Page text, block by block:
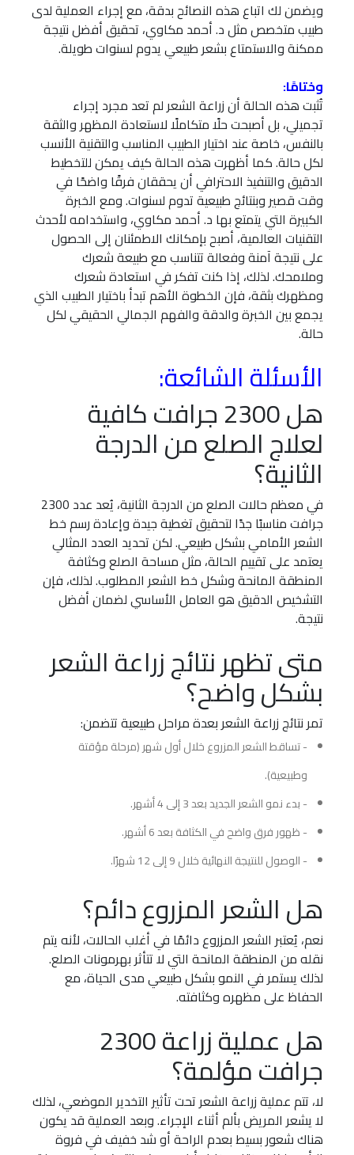
ويضمن لك اتباع هذه النصائح بدقة، مع إجراء العملية لدى
طبيب متخصص مثل د. أحمد مكاوي، تحقيق أفضل نتيجة
ممكنة والاستمتاع بشعر طبيعي يدوم لسنوات طويلة.
وختامًا:
تُثبت هذه الحالة أن زراعة الشعر لم تعد مجرد إجراء
تجميلي، بل أصبحت حلًا متكاملًا لاستعادة المظهر والثقة
بالنفس، خاصة عند اختيار الطبيب المناسب والتقنية الأنسب
لكل حالة. كما أظهرت هذه الحالة كيف يمكن للتخطيط
الدقيق والتنفيذ الاحترافي أن يحققان فرقًا واضحًا في
وقت قصير وبنتائج طبيعية تدوم لسنوات. ومع الخبرة
الكبيرة التي يتمتع بها د. أحمد مكاوي، واستخدامه لأحدث
التقنيات العالمية، أصبح بإمكانك الاطمئنان إلى الحصول
على نتيجة آمنة وفعالة تتناسب مع طبيعة شعرك
وملامحك. لذلك، إذا كنت تفكر في استعادة شعرك
ومظهرك بثقة، فإن الخطوة الأهم تبدأ باختيار الطبيب الذي
يجمع بين الخبرة والدقة والفهم الجمالي الحقيقي لكل
حالة.
الأسئلة الشائعة:
هل 2300 جرافت كافية
لعلاج الصلع من الدرجة
الثانية؟
في معظم حالات الصلع من الدرجة الثانية، يُعد عدد 2300
جرافت مناسبًا جدًا لتحقيق تغطية جيدة وإعادة رسم خط
الشعر الأمامي بشكل طبيعي. لكن تحديد العدد المثالي
يعتمد على تقييم الحالة، مثل مساحة الصلع وكثافة
المنطقة المانحة وشكل خط الشعر المطلوب. لذلك، فإن
التشخيص الدقيق هو العامل الأساسي لضمان أفضل
نتيجة.
متى تظهر نتائج زراعة الشعر
بشكل واضح؟
تمر نتائج زراعة الشعر بعدة مراحل طبيعية تتضمن:
- تساقط الشعر المزروع خلال أول شهر (مرحلة مؤقتة
وطبيعية).
- بدء نمو الشعر الجديد بعد 3 إلى 4 أشهر.
- ظهور فرق واضح في الكثافة بعد 6 أشهر.
- الوصول للنتيجة النهائية خلال 9 إلى 12 شهرًا.
هل الشعر المزروع دائم؟
نعم، يُعتبر الشعر المزروع دائمًا في أغلب الحالات، لأنه يتم
نقله من المنطقة المانحة التي لا تتأثر بهرمونات الصلع.
لذلك يستمر في النمو بشكل طبيعي مدى الحياة، مع
الحفاظ على مظهره وكثافته.
هل عملية زراعة 2300
جرافت مؤلمة؟
لا، تتم عملية زراعة الشعر تحت تأثير التخدير الموضعي، لذلك
لا يشعر المريض بألم أثناء الإجراء. وبعد العملية قد يكون
هناك شعور بسيط بعدم الراحة أو شد خفيف في فروة